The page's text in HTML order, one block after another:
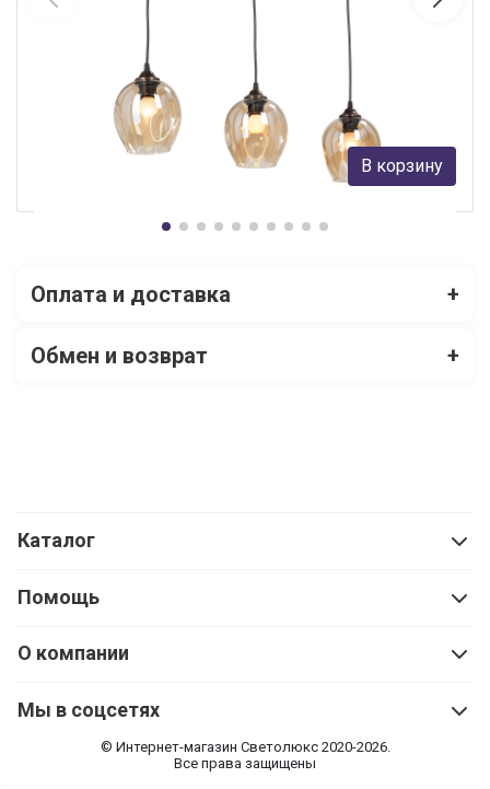
Подвесной светильник Vitaluce V4922-7/3S
Vitaluce
В корзину
Оплата и доставка +
Обмен и возврат +
Каталог
Помощь
О компании
Мы в соцсетях
© Интернет-магазин Cветолюкс 2020-2026.
Все права защищены